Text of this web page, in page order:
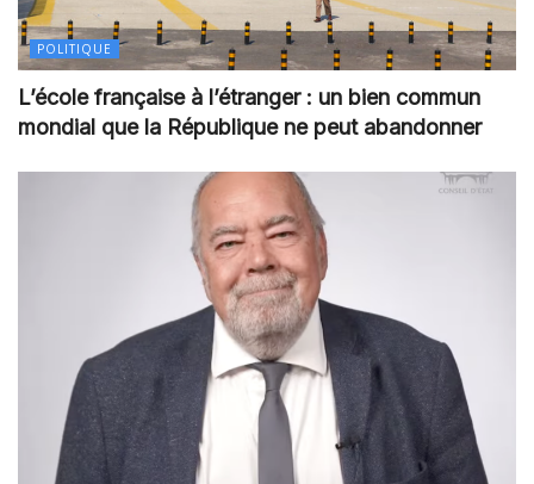
POLITIQUE
L’école française à l’étranger : un bien commun
mondial que la République ne peut abandonner